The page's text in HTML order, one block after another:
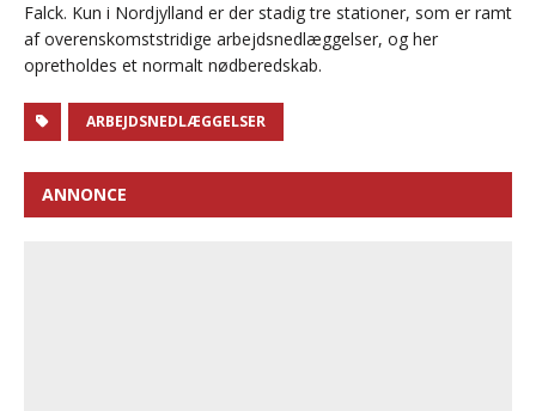
Falck. Kun i Nordjylland er der stadig tre stationer, som er ramt
af overenskomststridige arbejdsnedlæggelser, og her
opretholdes et normalt nødberedskab.
ARBEJDSNEDLÆGGELSER
ANNONCE